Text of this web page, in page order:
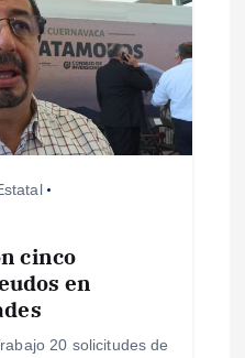
cinco
en
20 solicitudes de